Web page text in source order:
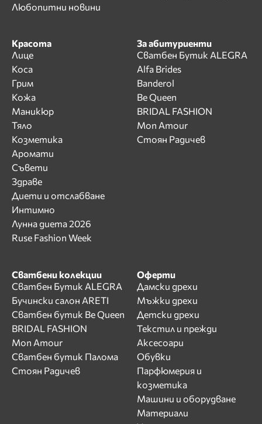
Любопитни новини
Красота
Лице
Коса
Грим
Кожа
Маникюр
Тяло
Козметика
Аромати
Съвети
Здраве
Диети и отслабване
Интимно
Лунна диета 2026
Ruse Fashion Week
За абитуриенти
Сватбен Бутик ALEGRA
Alfa Brides
Banderol
Be Queen
BRIDAL FASHION
Mon Amour
Стоян Радичев
Сватбени колекции
Сватбен Бутик ALEGRA
Бучински салон ARETI
Сватбен бутик Be Queen
BRIDAL FASHION
Mon Amour
Сватбен бутик Палома
Стоян Радичев
Оферти
Дамски дрехи
Мъжки дрехи
Детски дрехи
Текстил и прежди
Аксесоари
Обувки
Парфюмерия и
козметика
Машини и оборудване
Материали